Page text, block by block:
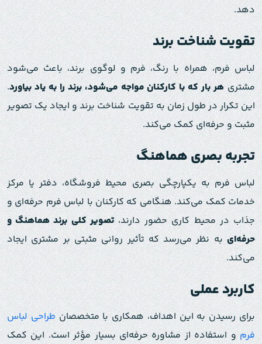
دهد.
تقویت شناخت برند
لباس فرم، همراه با رنگ، فرم و لوگوی برند، باعث می‌شود
مشتریهر بار که با کارکنان مواجه می‌شود، برند را به یاد بیاورد.
این تکرار در طول زمان به تقویت شناخت برند و ایجاد یک تصویر
مثبت و حرفه‌ای کمک می‌کند.
تجربه بصری هماهنگ
لباس فرم به یکپارچگی بصری محیط فروشگاه، دفتر یا مرکز
خدمات کمک می‌کند. هنگامی که کارکنان با لباس فرم حرفه‌ای و
جذاب در محیط کاری حضور دارند،تصویر کلی برند هماهنگ و
حرفه‌ایبه نظر می‌رسد که تأثیر روانی مثبتی بر مشتری ایجاد
می‌کند.
کاربرد عملی
برای رسیدن به این اهداف، همکاری با متخصصانطراحی لباس
فرمو استفاده از مشاوره حرفه‌ای بسیار مؤثر است. این کمک